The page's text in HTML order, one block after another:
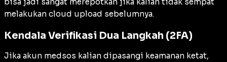
melakukan cloud upload sebelumnya.
Kendala Verifikasi Dua Langkah (2FA)
Jika akun medsos kalian dipasangi keamanan ketat,